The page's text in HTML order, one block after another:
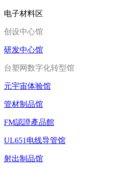
电子材料区
创设中心馆
研发中心馆
台塑网数字化转型馆
元宇宙体验馆
管材制品馆
FM認證產品館
UL651电线导管馆
射出制品馆